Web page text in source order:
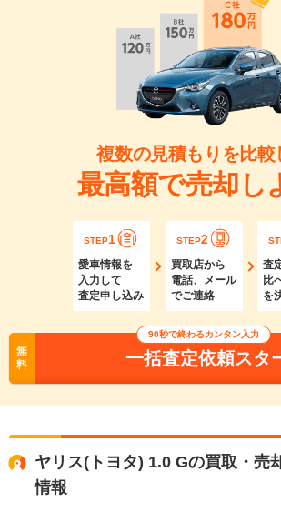
複数の見積もりを比較
最高額で売却し
STEP1
愛車情報を
入力して
査定申し込み
STEP2
買取店から
電話、メール
でご連絡
査
比
を
無
料
90秒で終わるカンタン入力
一括査定依頼スタ
ヤリス(トヨタ) 1.0 Gの買取・売
情報